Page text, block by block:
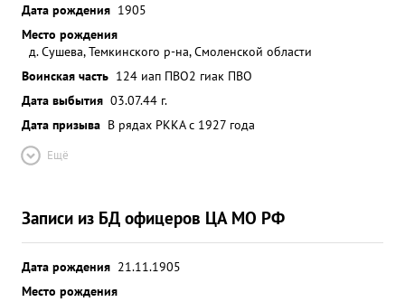
Дата рождения 1905
Место рождения
д. Сушева, Темкинского р-на, Смоленской области
Воинская часть 124 иап ПВО2 гиак ПВО
Дата выбытия 03.07.44 г.
Дата призыва В рядах РККА с 1927 года
Ещё
Записи из БД офицеров ЦА МО РФ
Дата рождения 21.11.1905
Место рождения